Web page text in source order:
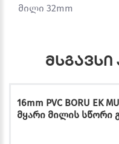
მილი 32mm
16mm PVC BORU EK
მყარი მილის სწორი